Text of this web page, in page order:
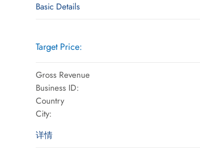
Basic Details
Target Price:
Gross Revenue
Business ID:
Country
City:
详情